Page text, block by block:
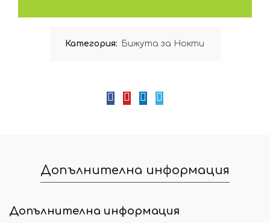
Категория: Бижута за Нокти
Допълнителна информация
Допълнителна информация